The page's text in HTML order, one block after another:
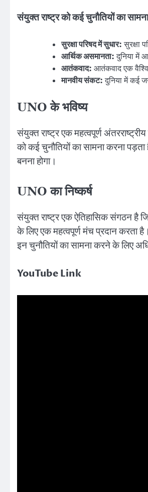
संयुक्त राष्ट्र को कई चुनौतियों का
सुरक्षा परिषद में सुधार:सुरक्षा
आर्थिक असमानता:दुनिया में
आतंकवाद: आतंकवाद एक
मानवीय संकट:दुनिया में कई
UNO के भविष्य
संयुक्त राष्ट्र एक महत्वपूर्ण
को कई चुनौतियों का सामना करना
बनना होगा।
UNO का निष्कर्ष
संयुक्त राष्ट्र एक ऐतिहासिक संगठन है
के लिए एक महत्वपूर्ण मंच प्रदान करता
इन चुनौतियों का सामना करने के लिए
YouTube Link